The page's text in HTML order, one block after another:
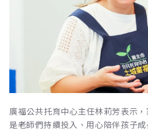
廣福公共托育中心主任林莉芳表示
是老師們持續投入、用心陪伴孩子成